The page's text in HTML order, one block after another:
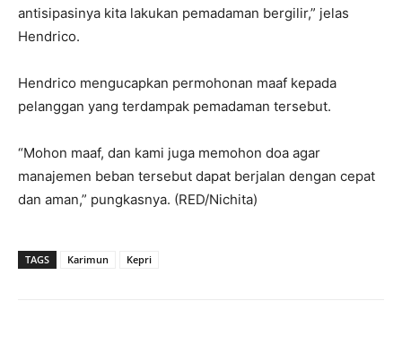
antisipasinya kita lakukan pemadaman bergilir,” jelas
Hendrico.
Hendrico mengucapkan permohonan maaf kepada
pelanggan yang terdampak pemadaman tersebut.
“Mohon maaf, dan kami juga memohon doa agar
manajemen beban tersebut dapat berjalan dengan cepat
dan aman,” pungkasnya. (RED/Nichita)
TAGS Karimun Kepri